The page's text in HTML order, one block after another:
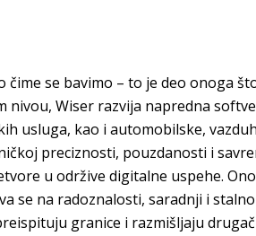
se bavimo – to je deo onoga
nivou, Wiser razvija napredna
usluga, kao i automobilske,
preciznosti, pouzdanosti i
u održive digitalne uspehe.
se na radoznalosti, saradnji i
granice i razmišljaju